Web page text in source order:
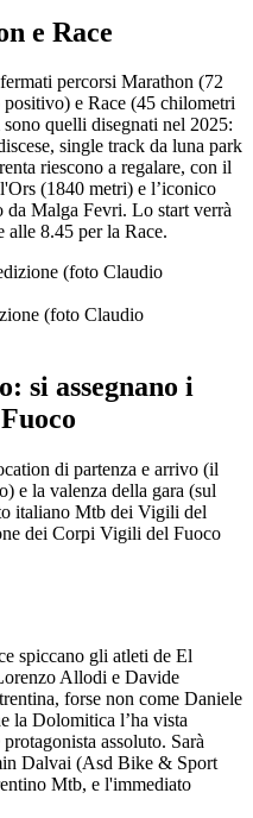
e Race
percorsi Marathon (72
e Race (45 chilometri
quelli disegnati nel 2025:
single track da luna park
riescono a regalare, con il
(1840 metri) e l’iconico
da Malga Fevri. Lo start verrà
alle 8.45 per la Race.
(foto Claudio
si assegnano i
di partenza e arrivo (il
e la valenza della gara (sul
italiano Mtb dei Vigili del
dei Corpi Vigili del Fuoco
spiccano gli atleti de El
Allodi e Davide
forse non come Daniele
la Dolomitica l’ha vista
assoluto. Sarà
Dalvai (Asd Bike & Sport
Mtb, e l'immediato